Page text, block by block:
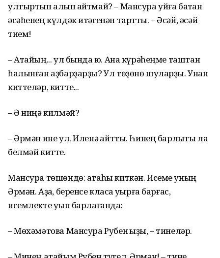
ултыртып алып ҡайтмай? – Мансура уйға батҡан
әсәһенең күлдәк итәгенән тартты. – Әсәй, әсәй
тием!
– Атайың... ул бында юҡ. Ана күрәһеңме таштан
һалынған аҙбарҙарҙы? Ул төҙөнө шуларҙы. Унан
киттеләр, китте...
– Ә ниңә килмәй?
– Әрмән ине ул. Иленә ҡайтты. Һинең барлыҡты ла
белмәй китте.
Мансура төшөндө: атаһы киткән. Исеме уның
Әрмән. Аҙаҡ, беренсе класҡа уҡырға барғас,
исемлекте уҡып барлағанда:
– Мөхәмәтова Мансура Рубен ҡыҙы, – тинеләр.